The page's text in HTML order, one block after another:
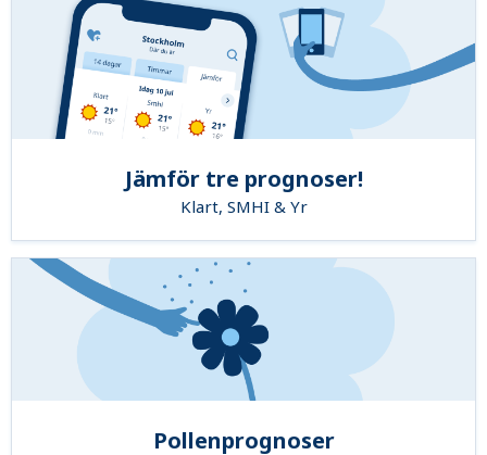
Jämför tre prognoser!
Klart, SMHI & Yr
Pollenprognoser